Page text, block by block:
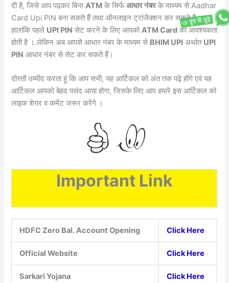
दी है, जिसे आप पढ़कर बिनाATM के सिर्फआधार नंबरके माध्यम से Aadhar
Card Upi PIN बना सकते हैं तथा ऑनलाइन ट्रांजैक्शन कर सकते हैं।
हालांकि पहले UPI PIN सेट करने के लिए आपकोATM Card की आवश्यकता
होती है ।.लेकिन अब आपसे आधार नंबर के माध्यम से BHIM UPI अर्थात UPI
PIN आधार नंबर से सेट कर सकते हैं।
दोस्तों उम्मीद करता हूं कि आप सभी, यह आर्टिकल को अंत तक पढ़े होंगे एवं यह
आर्टिकल आपको बेहद पसंद आया होगा, जिसके लिए आप हमारे इस आर्टिकल को
लाइक शेयर व कमेंट जरूर करेंगे ।
Important Link
HDFC Zero Bal. Account Opening Click Here
Official Website Click Here
Sarkari Yojana Click Here